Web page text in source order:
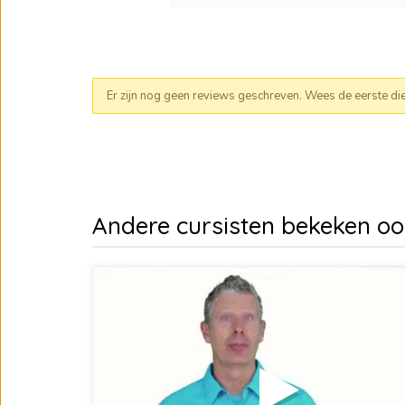
Er zijn nog geen reviews geschreven. Wees de eerste
Andere cursisten bekeken